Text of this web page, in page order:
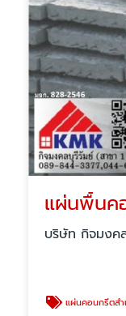
แผ่นพื้นค
บริษัท กิจมงค
แผ่นคอนกรีตสำ